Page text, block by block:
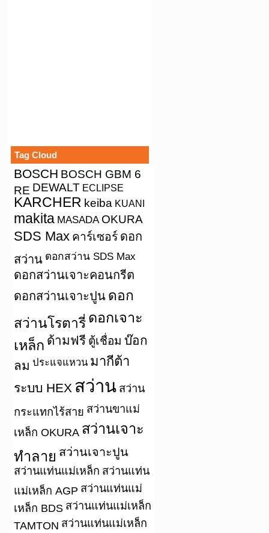
Tag Cloud
BOSCH BOSCH GBM 6
RE DEWALT ECLIPSE
KARCHER keiba KUANI
makita MASADA OKURA
SDS Max คาร์เซอร์ ดอก
สว่าน ดอกสว่าน SDS Max
ดอกสว่านเจาะคอนกรีต
ดอกสว่านเจาะปูน ดอก
สว่านโรตารี่ ดอกเจาะ
เหล็ก ด้ามฟรี ตู้เชื่อม บ๊อก
ลม ประแจแหวน มากีต้า
ระบบ HEX สว่าน สว่าน
กระแทกไร้สาย สว่านขาแม่
เหล็ก OKURA สว่านเจาะ
ทำลาย สว่านเจาะปูน
สว่านแท่นแม่เหล็ก สว่านแท่น
แม่เหล็ก AGP สว่านแท่นแม่
เหล็ก BDS สว่านแท่นแม่เหล็ก
TAMTON สว่านแท่นแม่เหล็ก